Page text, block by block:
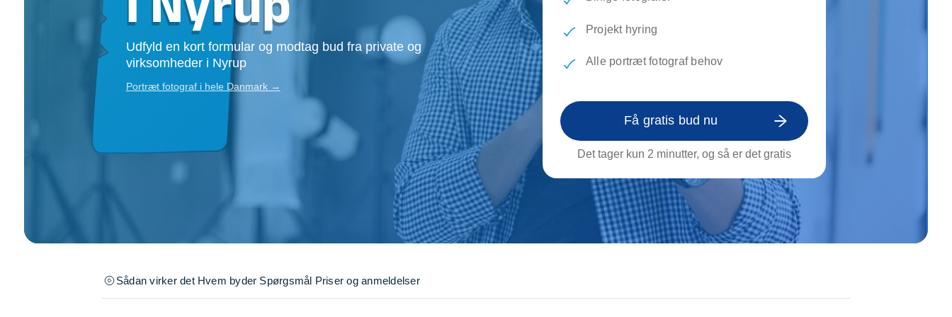
Opsætning af skillevæg
Tømrer
Træfældning
Transport af genstande
Tunge løft
TV installation og opsætning
Underholdning
Vinduespudsning VVS
Se alle...
Udfyld en kort formular og modtag bud fra private og
virksomheder i Nyrup
Portræt fotograf i hele Danmark →
Projekt hyring
Alle portræt fotograf behov
Få gratis bud nu
Det tager kun 2 minutter, og så er det gratis
Sådan virker det Hvem byder Spørgsmål Priser og anmeldelser